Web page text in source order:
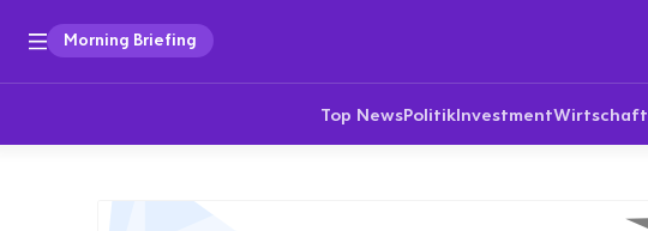
Morning Briefing
Top NewsPolitikInvestmentWirtschaft